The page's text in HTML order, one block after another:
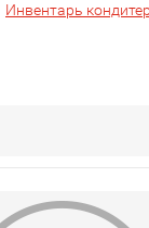
Инвентарь